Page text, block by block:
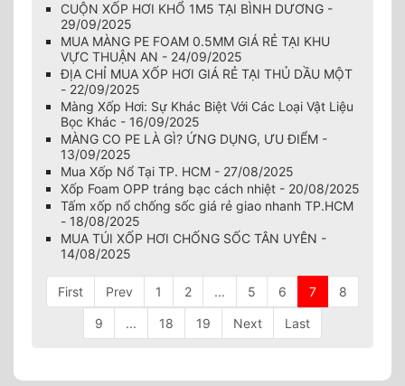
CUỘN XỐP HƠI KHỔ 1M5 TẠI BÌNH DƯƠNG -
29/09/2025
MUA MÀNG PE FOAM 0.5MM GIÁ RẺ TẠI KHU
VỰC THUẬN AN - 24/09/2025
ĐỊA CHỈ MUA XỐP HƠI GIÁ RẺ TẠI THỦ DẦU MỘT
- 22/09/2025
Màng Xốp Hơi: Sự Khác Biệt Với Các Loại Vật Liệu
Bọc Khác - 16/09/2025
MÀNG CO PE LÀ GÌ? ỨNG DỤNG, ƯU ĐIỂM -
13/09/2025
Mua Xốp Nổ Tại TP. HCM - 27/08/2025
Xốp Foam OPP tráng bạc cách nhiệt - 20/08/2025
Tấm xốp nổ chống sốc giá rẻ giao nhanh TP.HCM
- 18/08/2025
MUA TÚI XỐP HƠI CHỐNG SỐC TÂN UYÊN -
14/08/2025
First Prev 1 2 ... 5 6 7 8
9 ... 18 19 Next Last